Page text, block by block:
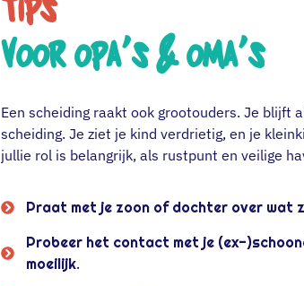
Voor opa's & oma's
Een scheiding raakt ook grootouders. Je blijft
scheiding. Je ziet je kind verdrietig, en je
jullie rol is belangrijk, als rustpunt en veilige
Praat met je zoon of dochter over wat
Probeer het contact met je (ex-
moeilijk.